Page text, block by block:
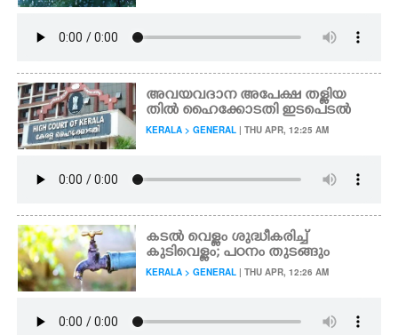
അവയവദാന അപേക്ഷ തള്ളിയ
തിൽ ഹൈക്കോടതി ഇടപെടൽ
KERALA > GENERAL | THU APR, 12:25 AM
കടൽ വെള്ളം ശുദ്ധീകരിച്ച്
കുടിവെള്ളം; പഠനം തുടങ്ങും
KERALA > GENERAL | THU APR, 12:26 AM